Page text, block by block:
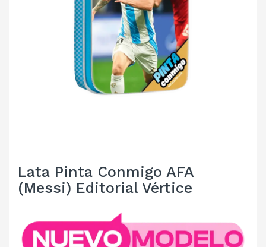
Lata Pinta Conmigo AFA
(Messi) Editorial Vértice